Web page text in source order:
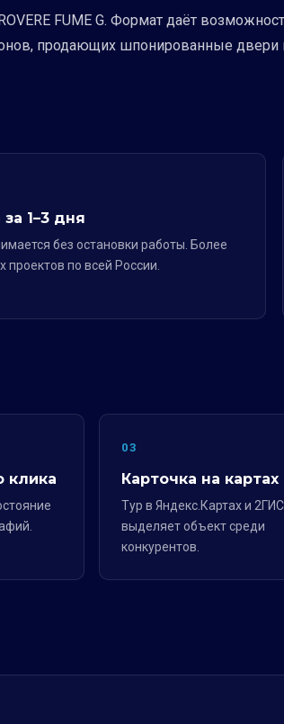
FUME G. Формат даёт
продающих шпонированные
1–3 дня
без остановки работы. Более
проектов по всей России.
клика
03
Карточка на картах
Тур в Яндекс.Картах и 2ГИС
выделяет объект среди
конкурентов.